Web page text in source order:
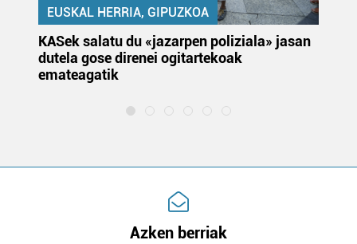
EUSKAL HERRIA, GIPUZKOA
KASek salatu du «jazarpen poliziala» jasan
dutela gose direnei ogitartekoak
emateagatik
Azken berriak